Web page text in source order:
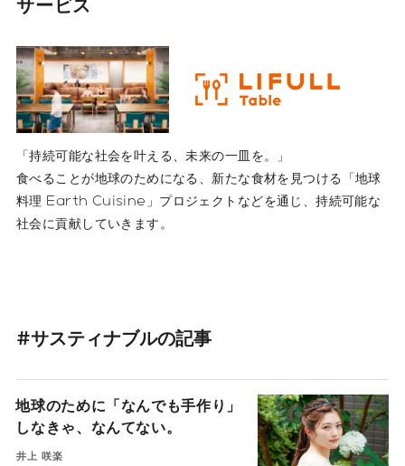
「持続可能な社会を叶える、未来の一皿を。」
食べることが地球のためになる、新たな食材を見つける「地球
料理 Earth Cuisine」プロジェクトなどを通じ、持続可能な
社会に貢献していきます。
#サスティナブルの記事
地球のために「なんでも手作り」
しなきゃ、なんてない。
井上 咲楽